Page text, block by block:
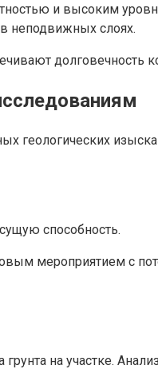
и высоким
неподвижных слоях.
долговечность
геологических
способность.
мероприятием с
на участке.